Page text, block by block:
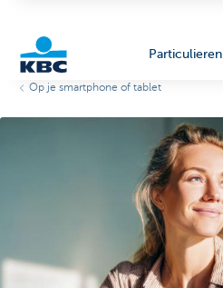
Particulieren
Particulieren
Op je smartphone of tablet